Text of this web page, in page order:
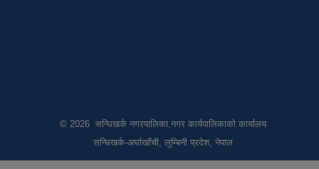
© 2026 सन्धिखर्क नगरपालिका,नगर कार्यपालिकाको कार्यालय
सन्धिखर्क-अर्घाखाँची, लुम्बिनी प्रदेश, नेपाल